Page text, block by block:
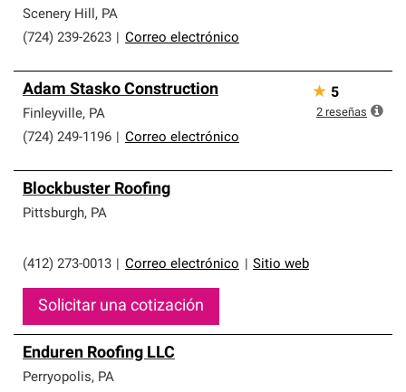
Scenery Hill, PA
(724) 239-2623
Correo electrónico
Adam Stasko Construction
Finleyville, PA
(724) 249-1196
Correo electrónico
★ 5
2 reseñas
Blockbuster Roofing
Pittsburgh, PA
(412) 273-0013 Correo electrónico Sitio web
Solicitar una cotización
Enduren Roofing LLC
Perryopolis, PA